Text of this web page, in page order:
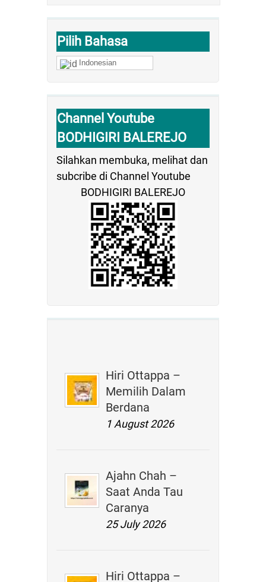
Pilih Bahasa
Indonesian
Channel Youtube
BODHIGIRI BALEREJO
Silahkan membuka, melihat dan
subcribe di Channel Youtube
BODHIGIRI BALEREJO
Hiri Ottappa –
Memilih Dalam
Berdana
1 August 2026
Ajahn Chah –
Saat Anda Tau
Caranya
25 July 2026
Hiri Ottappa –